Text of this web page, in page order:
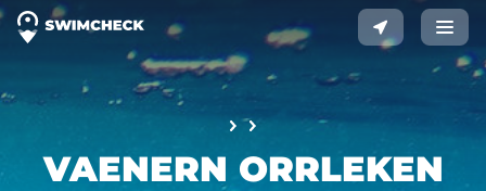
VAENERN ORRLEKEN